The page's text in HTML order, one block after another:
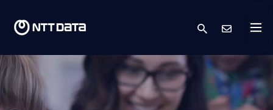
search